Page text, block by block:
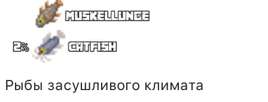
Рыбы засушливого климата